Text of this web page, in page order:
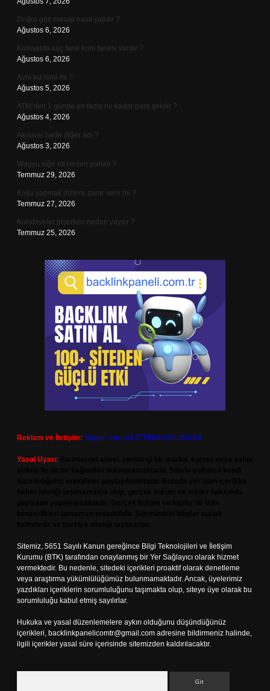
Doğru göz masajı nasıl yapılır ?
Ağustos 6, 2026
Kumsalda kaç tane kum tanesi vardır ?
Ağustos 6, 2026
Avni kız ismi mi ?
Ağustos 5, 2026
ATM’den 1 günde en fazla ne kadar para çekilir ?
Ağustos 4, 2026
Akyuvar nedir diğer adı ?
Ağustos 3, 2026
Wagyu sığır eti neden pahalı ?
Temmuz 29, 2026
Koşu yapmak dizlere zarar verir mi ?
Temmuz 27, 2026
Kurabiyeler pişerken neden yayılır ?
Temmuz 25, 2026
Reklam ve İletişim: Skype: live:.cid.575569c608265c69
Yasal Uyarı:
Sitemiz, 5651 Sayılı Kanun gereğince Bilgi Teknolojileri ve İletişim
Kurumu (BTK) tarafından onaylanmış bir Yer Sağlayıcı olarak hizmet
vermektedir. Bu nedenle, sitedeki içerikleri proaktif olarak denetleme
veya araştırma yükümlülüğümüz bulunmamaktadır. Ancak, üyelerimiz
yazdıkları içeriklerin sorumluluğunu taşımakta olup, siteye üye olarak bu
sorumluluğu kabul etmiş sayılırlar.
Hukuka ve yasal düzenlemelere aykırı olduğunu düşündüğünüz
içerikleri, backlinkpanelicomtr@gmail.com adresine bildirmeniz halinde,
ilgili içerikler yasal süre içerisinde sitemizden kaldırılacaktır.